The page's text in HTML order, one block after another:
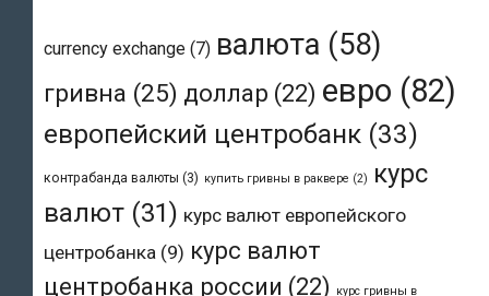
currency exchange (7) валюта (58)
гривна (25) доллар (22) евро (82)
европейский центробанк (33)
контрабанда валюты (3) купить гривны в раквере (2)
курс
валют (31) курс валют европейского
центробанка (9) курс валют
центробанка россии (22) курс гривны в